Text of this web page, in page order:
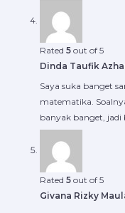
Rated 5 out of 5
Dinda Taufik
Saya suka banget
matematika.
banyak banget, jadi
Rated 5 out of 5
Givana Rizky